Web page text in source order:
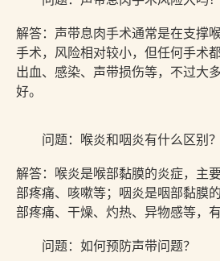
解答：声带息肉手术通常是在支撑
手术，风险相对较小，但任何手术
出血、感染、声带损伤等，不过大
好。
问题：喉炎和咽炎有什么区别？
解答：喉炎是喉部黏膜的炎症，主
部疼痛、咳嗽等；咽炎是咽部黏膜
部疼痛、干燥、灼热、异物感等，
问题：如何预防声带问题？